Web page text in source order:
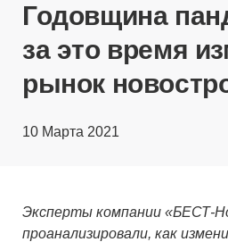
ЗАСТРОЙЩИКАМ
О КОМПАНИИ
Годовщина
за это время
рынок
10 Марта 2021
Эксперты компании «БЕСТ-
проанализировали, как